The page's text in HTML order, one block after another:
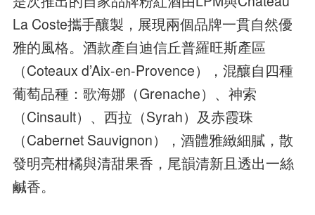
La Coste攜手釀製，展現兩個品牌一貫自然優
雅的風格。酒款產自迪信丘普羅旺斯產區
（Coteaux d’Aix-en-Provence），混釀自四種
葡萄品種：歌海娜（Grenache）、神索
（Cinsault）、西拉（Syrah）及赤霞珠
（Cabernet Sauvignon），酒體雅緻細膩，散
發明亮柑橘與清甜果香，尾韻清新且透出一絲
鹹香。